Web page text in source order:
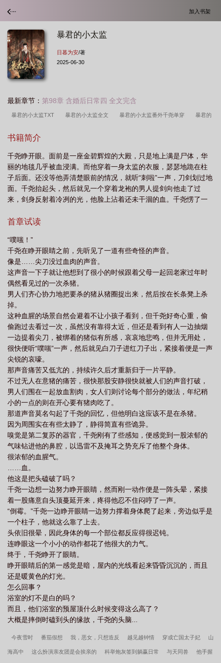
加入书架
暴君的小太监
日暮为安/著
2025-06-30
最新章节： 第98章 含婚后日常四 全文完含
暴君的小太监TXT 暴君的小太监全文 暴君的小太监番外千尧单穿 暴君的
君的小太监TXT资源免费阅读
么 暴君的小太监武林 暴君的小太监by日暮为安免费阅读 暴君的小太监百
度 暴君的小太监 日暮为安 暴君的小太监by 暴君的小太监又杀疯了 暴
君的小玩意 暴君和看着暴君长大的小太监的故事 暴君的小太监阅读 暴君的
小太监by日暮而安番外 暴君的小太监免费阅读 暴君的小侍读 暴君的小皇
读 暴君的小太监by日暮而安
的最新 暴君和太监 暴君的小太监千尧动漫
免费阅读 暴君的小皇后超甜 暴君的小太监番外在线阅读 暴君的小太监txt
番外 暴君的小太监by日暮为安
太监笔趣阁最新章节
君的小皇后超甜的 暴君的小太监txt百度 暴君的小太监日暮为安 暴君的小
太监番外 暴君的小太监txt
书籍简介
千尧睁开眼。面前是一座金碧辉煌的大殿，只是地上满是尸体，华
丽的地毯几乎被血浸满。而他穿着一身太监的衣服，瑟瑟地跪在柱
子后面。还没等他弄清楚眼前的情况，就听“刺啦”一声，刀剑划过地
面。千尧抬起头，然后就见一个穿着龙袍的男人提剑向他走了过
来，剑身反射着冷冽的光，他脸上沾着还未干涸的血。千尧愣了一
还是这场梦！救命QAQ-岐岸有一个不为人知的秘密。他能听到别人
到最关键的时刻，比如.....杀人的时候。看着那些将死之人在他面前
痛哭流涕，苦苦哀求，心底却疯狂唾骂自己不得好死，真是一件有
趣的事情。那天他的皇弟谋反，被他斩于剑下，然后他血洗了整个
大殿。整个宫殿只剩下了一个倒霉催的，在他皇弟谋反前来送茶的
小太监。这人无辜，却也不能留。然而他提剑来到小太监身前，却
发现他和自己以前杀过的人都不同。没有痛哭流涕，没有跪地求
饶，没有抖似筛糠。只是闭着眼睛，薄薄的嘴唇微微张合，不知在
念些什么？是在给我下咒吗？岐岸心想。于是难得地把能力用在了
一个太监的身上。只是他听了一会儿，眉头微微皱起。然后用剑挑
起千尧的下巴，语气中带着几分好奇，“什么是……民主？”-宫中所
有人都知道那个容色绝姝的小太监是陛下心尖尖上的人，朝夕相
对，昼夜不离身畔。只有皇帝不这么认为。用得再顺手，也不过是
一个低贱的太监，他随时可以再换。可是没想到有一天，那个被他
把玩于掌心的人却没了。他怎么都找不见。岐岸这才知道，那是自
己的心肝。
首章试读
“噗嗤！”
千尧在睁开眼睛之前，先听见了一道有些奇怪的声音。
像是……尖刀没过血肉的声音。
这声音一下子就让他想到了很小的时候跟着父母一起回老家过年时
偶然看见过的一次杀猪。
男人们齐心协力地把要杀的猪从猪圈捉出来，然后按在长条凳上杀
掉。
这种血腥的场景自然会避着不让小孩子看到，但千尧好奇心重，偷
偷跑过去看过一次，虽然没有靠得太近，但还是看到有人一边抽烟
一边提着尖刀，被绑着的猪似有所感，哀哀地悲鸣，但并无用处，
很快便听“噗嗤”一声，然后就见白刀子进红刀子出，紧接着便是一声
尖锐的哀嚎。
那声音痛苦又低亢的，持续许久后才重新归于一片平静。
不过无人在意猪的痛苦，很快那股安静很快就被人们的声音打破，
男人们围在一起放血割肉，女人们则讨论每个部分的做法，年纪稍
小的一点的则在开心要有猪肉吃了。
那道声音莫名勾起了千尧的回忆，但他明白这应该不是在杀猪。
因为周围实在有些太静了，静得简直有些诡异。
嗅觉是第二复苏的器官，千尧刚有了些感知，便感觉到一股浓郁的
气味钻进他的鼻腔，以迅雷不及掩耳之势充斥了他整个身体。
很浓郁的血腥气。
……血。
他这是把头磕破了吗？
千尧一边想一边努力睁开眼睛，然而刚一动作便是一阵头晕，紧接
着一股痛意自头顶蔓延开来，疼得他忍不住闷哼了一声。
“倒霉。”千尧一边睁开眼睛一边努力撑着身体爬了起来，旁边似乎是
一个柱子，他就这么靠了上去。
头依旧很晕，因此身体的每一个部位都反应得很迟钝。
连睁眼这一个小小的动作都花了他很大的力气。
终于，千尧睁开了眼睛。
睁开眼睛后的第一感觉是暗，屋内的光线看起来昏昏沉沉的，而且
还是暖黄色的灯光。
怎么回事？
浴室的灯不是白的吗？
而且，他们浴室的预屋顶什么时候变得这么高了？
大概是摔倒时磕到头的缘故，千尧的头脑...
今夜雪时 番茄假想 我，恶女，只想造反 越见越钟情 穿成亡国太子妃 山
海高中 这么扮演亲友团是会挨亲的 科举炮灰签到躺赢日常 与天同兽 他手握